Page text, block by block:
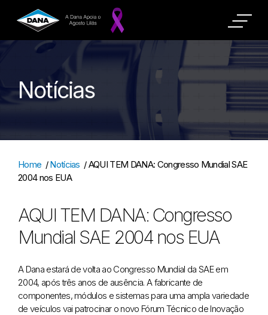
Notícias
Home /Notícias /AQUI TEM DANA: Congresso Mundial SAE
2004 nos EUA
AQUI TEM DANA: Congresso
Mundial SAE 2004 nos EUA
A Dana estará de volta ao Congresso Mundial da SAE em
2004, após três anos de ausência. A fabricante de
componentes, módulos e sistemas para uma ampla variedade
de veículos vai patrocinar o novo Fórum Técnico de Inovação